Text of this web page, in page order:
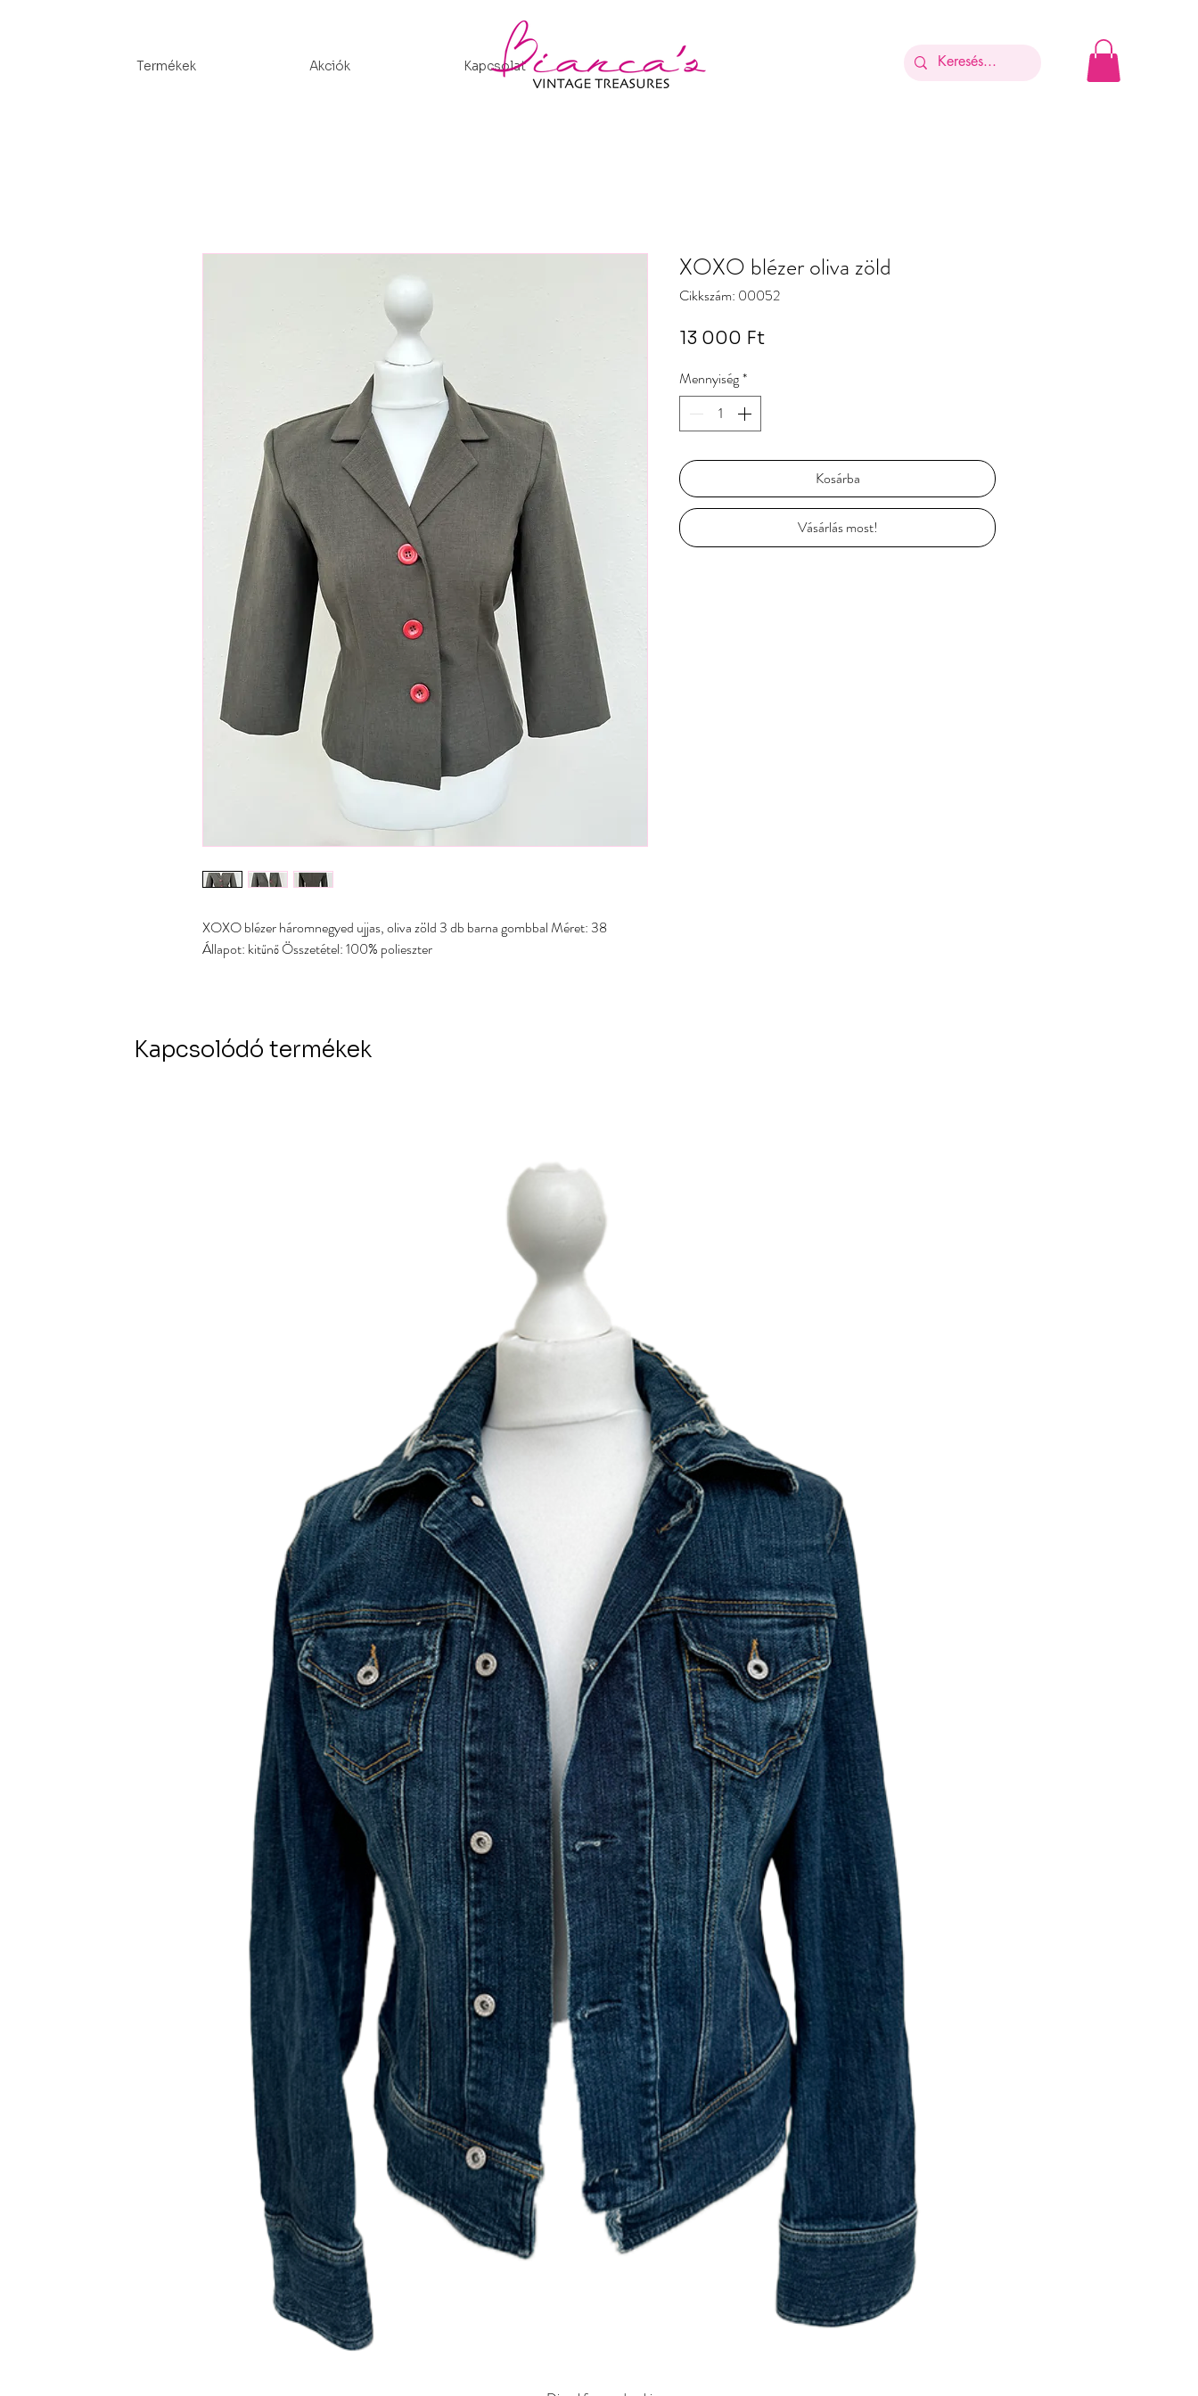
Termékek Akciók Kapcsolat
XOXO blézer háromnegyed ujjas, oliva zöld 3 db barna gombbal Méret: 38
Állapot: kitűnő Összetétel: 100% polieszter
XOXO blézer oliva zöld
Cikkszám: 00052
13 000 FtÁr
Mennyiség*
Kosárba
Vásárlás most!
Kapcsolódó termékek